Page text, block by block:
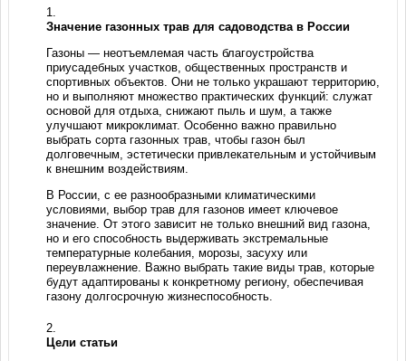
Значение газонных трав для садоводства в России
Газоны — неотъемлемая часть благоустройства
приусадебных участков, общественных пространств и
спортивных объектов. Они не только украшают территорию,
но и выполняют множество практических функций: служат
основой для отдыха, снижают пыль и шум, а также
улучшают микроклимат. Особенно важно правильно
выбрать сорта газонных трав, чтобы газон был
долговечным, эстетически привлекательным и устойчивым
к внешним воздействиям.
В России, с ее разнообразными климатическими
условиями, выбор трав для газонов имеет ключевое
значение. От этого зависит не только внешний вид газона,
но и его способность выдерживать экстремальные
температурные колебания, морозы, засуху или
переувлажнение. Важно выбрать такие виды трав, которые
будут адаптированы к конкретному региону, обеспечивая
газону долгосрочную жизнеспособность.
Цели статьи